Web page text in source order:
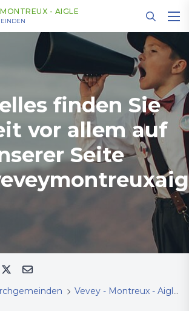
- AIGLE
finden Sie
vor allem auf
Seite
Vevey - Montreux - Aigle
des cookies